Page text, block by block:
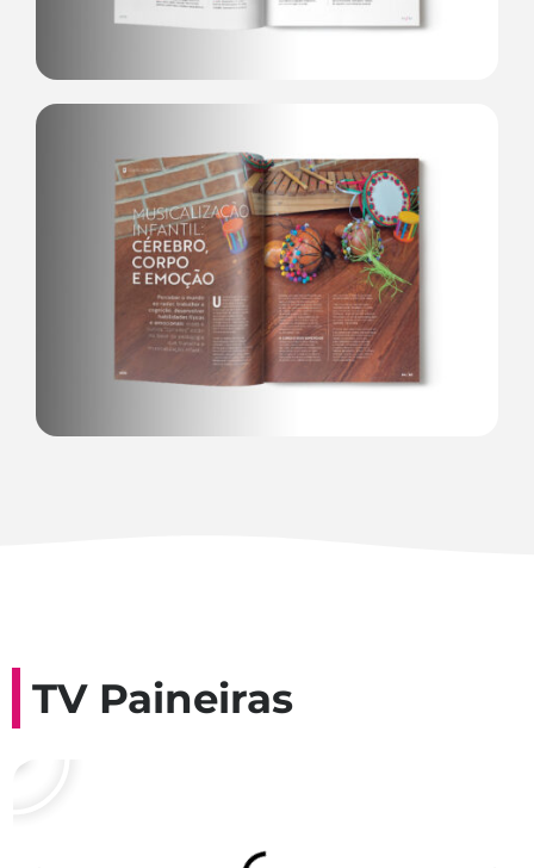
TV Paineiras